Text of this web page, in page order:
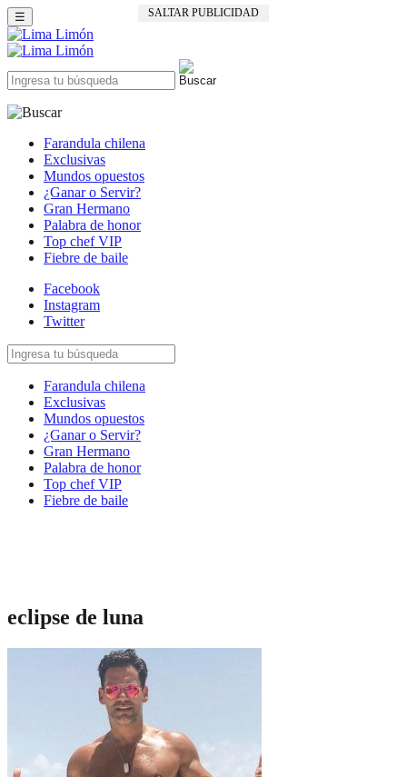
SALTAR PUBLICIDAD
☰
Farandula chilena
Exclusivas
Mundos opuestos
¿Ganar o Servir?
Gran Hermano
Palabra de honor
Top chef VIP
Fiebre de baile
Facebook
Instagram
Twitter
Farandula chilena
Exclusivas
Mundos opuestos
¿Ganar o Servir?
Gran Hermano
Palabra de honor
Top chef VIP
Fiebre de baile
eclipse de luna